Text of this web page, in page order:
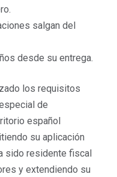
salgan del
desde su entrega.
los requisitos
de
español
su aplicación
sido residente fiscal
y extendiendo su